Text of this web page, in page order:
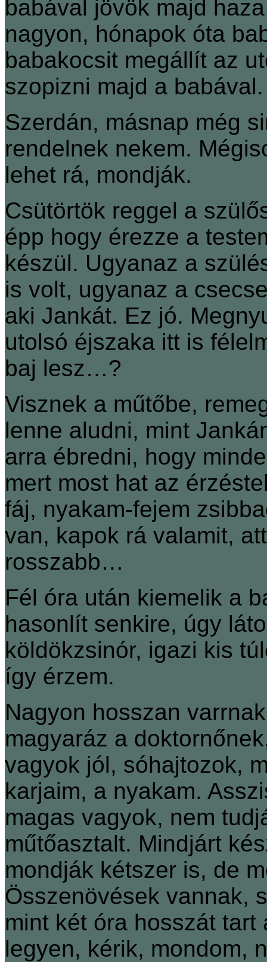
babával jövök majd
nagyon, hónapok óta
babakocsit megállít az
szopizni majd a babával.
Szerdán, másnap még
rendelnek nekem.
lehet rá, mondják.
Csütörtök reggel a
épp hogy érezze a
készül. Ugyanaz a
is volt, ugyanaz a
aki Jankát. Ez jó.
utolsó éjszaka itt is
baj lesz…?
Visznek a műtőbe,
lenne aludni, mint
arra ébredni, hogy
mert most hat az
fáj, nyakam-fejem
van, kapok rá valamit,
rosszabb…
Fél óra után kiemelik a
hasonlít senkire, úgy
köldökzsinór, igazi kis
így érzem.
Nagyon hosszan
magyaráz a
vagyok jól, sóhajtozok,
karjaim, a nyakam.
magas vagyok, nem
műtőasztalt. Mindjárt
mondják kétszer is, de
Összenövések vannak,
mint két óra hosszát tart
legyen, kérik, mondom,